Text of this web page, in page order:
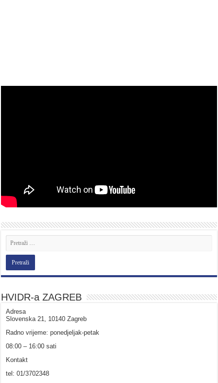
HVIDR-a ZAGREB
Adresa
Slovenska 21, 10140 Zagreb
Radno vrijeme: ponedjeljak-petak
08:00 – 16:00 sati
Kontakt
tel: 01/3702348